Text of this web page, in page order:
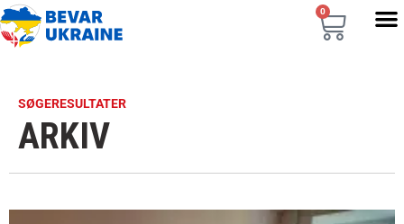
0
SØGERESULTATER
ARKIV